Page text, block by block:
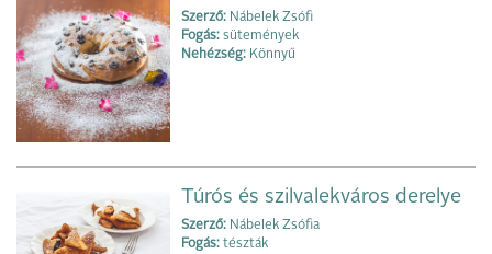
Szerző: Nábelek Zsófi
Fogás: sütemények
Nehézség: Könnyű
Túrós és szilvalekváros derelye
Szerző: Nábelek Zsófia
Fogás: tészták